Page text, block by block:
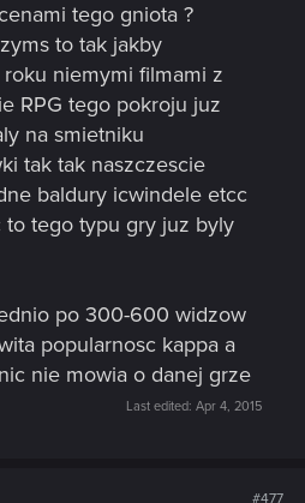
tego gniota ?
to tak jakby
niemymi filmami z
RPG tego pokroju juz
na smietniku
tak tak naszczescie
baldury icwindele etcc
to tego typu gry juz byly
po 300-600 widzow
popularnosc kappa a
nie mowia o danej grze
Last edited: Apr 4, 2015
#477